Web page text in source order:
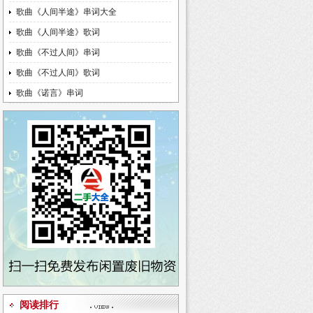
歌曲《人间半途》串词大全
歌曲《人间半途》歌词
歌曲《不过人间》串词
歌曲《不过人间》歌词
歌曲《诺言》串词
阅读排行